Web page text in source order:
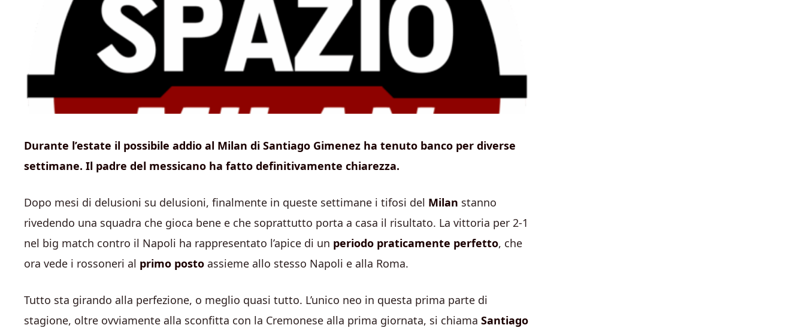
Durante l’estate il possibile addio al Milan di Santiago Gimenez ha tenuto banco per diverse
settimane. Il padre del messicano ha fatto definitivamente chiarezza.
Dopo mesi di delusioni su delusioni, finalmente in queste settimane i tifosi del Milan stanno
rivedendo una squadra che gioca bene e che soprattutto porta a casa il risultato. La vittoria per 2-1
nel big match contro il Napoli ha rappresentato l’apice di un periodo praticamente perfetto, che
ora vede i rossoneri al primo posto assieme allo stesso Napoli e alla Roma.
Tutto sta girando alla perfezione, o meglio quasi tutto. L’unico neo in questa prima parte di
stagione, oltre ovviamente alla sconfitta con la Cremonese alla prima giornata, si chiama Santiago